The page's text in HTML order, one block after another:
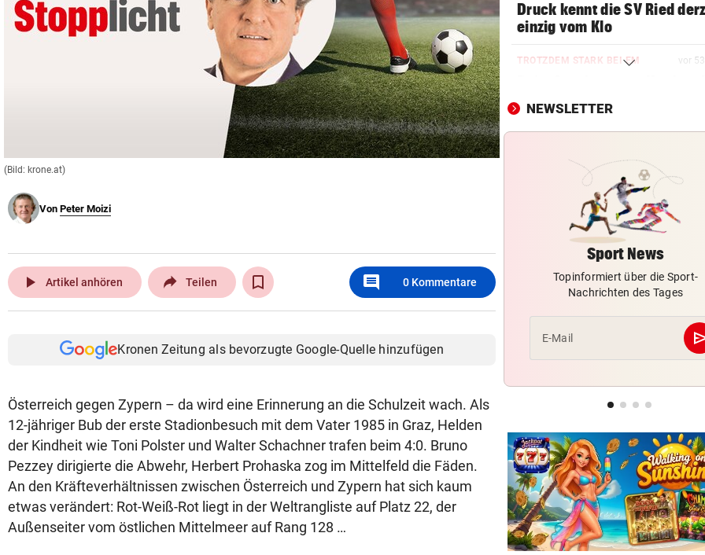
(Bild: krone.at)
Von Peter Moizi
play_arrow Artikel anhören Teilen comment 0 Kommentare
Kronen Zeitung als bevorzugte Google-Quelle hinzufügen
Österreich gegen Zypern – da wird eine Erinnerung an die Schulzeit wach. Als
12-jähriger Bub der erste Stadionbesuch mit dem Vater 1985 in Graz, Helden
der Kindheit wie Toni Polster und Walter Schachner trafen beim 4:0. Bruno
Pezzey dirigierte die Abwehr, Herbert Prohaska zog im Mittelfeld die Fäden.
An den Kräfteverhältnissen zwischen Österreich und Zypern hat sich kaum
etwas verändert: Rot-Weiß-Rot liegt in der Weltrangliste auf Platz 22, der
Außenseiter vom östlichen Mittelmeer auf Rang 128 …
Druck kennt die SV Ried
einzig vom Klo
TROTZDEM STARK BEI EM vor
„War echt blöd“
HEIL KEHRT HEIM
alles gegeben!“
LISL PERKAUS
Wienerin stieß vor 100
Rekord für Ewigkeit
NACH FRANKFURT-WECHSEL
Klepeisz:
ich haben wollte“
Ausrufezeichen!“
Bullen-Ass: „Dann würde
gegen den WAC jubeln!“
NEWSLETTER
Sport News
Topinformiert über die Sport-
Nachrichten des Tages
E-Mail